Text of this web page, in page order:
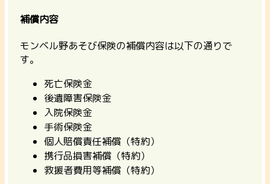
補償内容
モンベル野あそび保険の補償内容は以下の通りで
す。
死亡保険金
後遺障害保険金
入院保険金
手術保険金
個人賠償責任補償（特約）
携行品損害補償（特約）
救援者費用等補償（特約）